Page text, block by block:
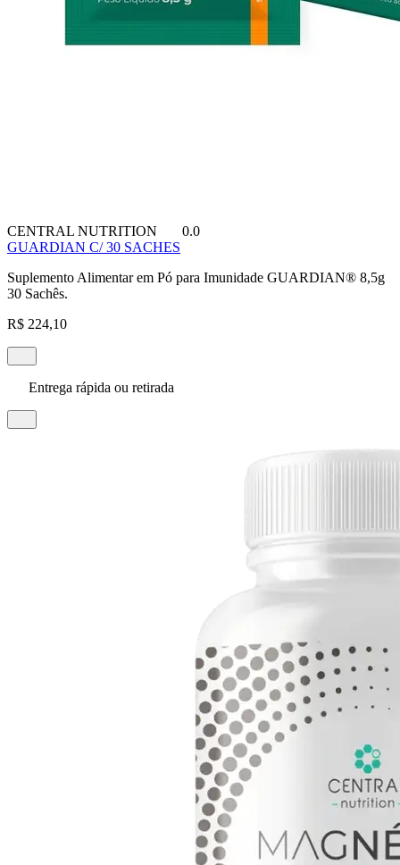
CENTRAL NUTRITION
0.0
GUARDIAN C/ 30 SACHES
Suplemento Alimentar em Pó para Imunidade GUARDIAN® 8,5g
30 Sachês.
R$ 224,10
Entrega rápida ou retirada